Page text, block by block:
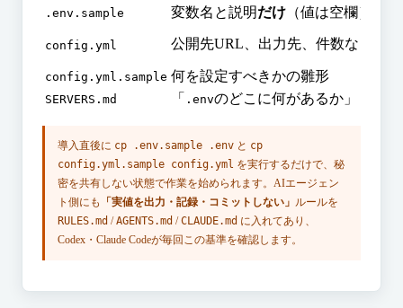
.env.sample 変数名と説明だけ （値は空欄）
config.yml 公開先URL、出力先、件数など環
config.yml.sample 何を設定すべきかの雛形
SERVERS.md 「 .envのどこに何があるか」＝場
導入直後に cp .env.sample .env と cp
config.yml.sample config.yml を実行するだけで、秘
密を共有しない状態で作業を始められます。AIエージェン
ト側にも
「実値を出力・記録・コミットしない」 ルールを
RULES.md /AGENTS.md /CLAUDE.md に入れてあり、
Codex・Claude Codeが毎回この基準を確認します。